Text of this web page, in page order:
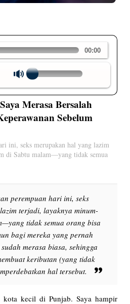
Merasa Bersalah
Sebelum
ini, seks merupakan hal yang lazim
di Sabtu malam—yang tidak semua
perempuan hari ini, seks
terjadi, layaknya minum-
tidak semua orang bisa
bagi mereka yang pernah
merasa biasa, sehingga
keributan (yang tidak
hal tersebut.
kota kecil di Punjab. Saya hampir